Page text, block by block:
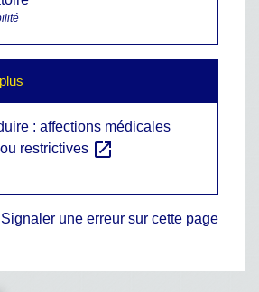
: affections médicales
restrictives open_in_new
Signaler une erreur sur cette page